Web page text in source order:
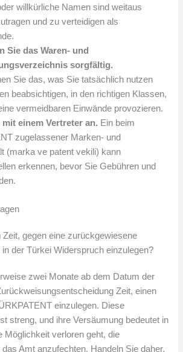
willkürliche Namen sind weitaus
und zu verteidigen als
Sie das Waren- und
sorgfältig.
Sie das, was Sie tatsächlich nutzen
beabsichtigen, in den richtigen Klassen,
vermeidbaren Einwände provozieren.
mit einem Vertreter an. Ein beim
zugelassener Marken- und
(marka ve patent vekili) kann
erkennen, bevor Sie Gebühren und
Zeit, gegen eine zurückgewiesene
der Türkei Widerspruch einzulegen?
zwei Monate ab dem Datum der
Zeit, einen
einzulegen. Diese
streng, und ihre Versäumung bedeutet in
Möglichkeit verloren geht, die
Amt anzufechten. Handeln Sie daher,